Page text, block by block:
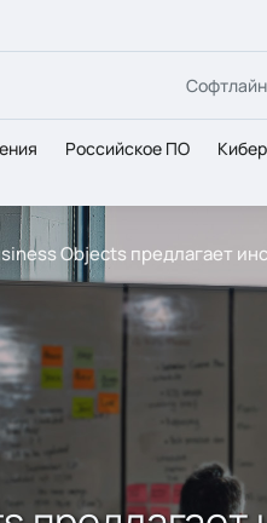
Российское ПО
Objects предлагает